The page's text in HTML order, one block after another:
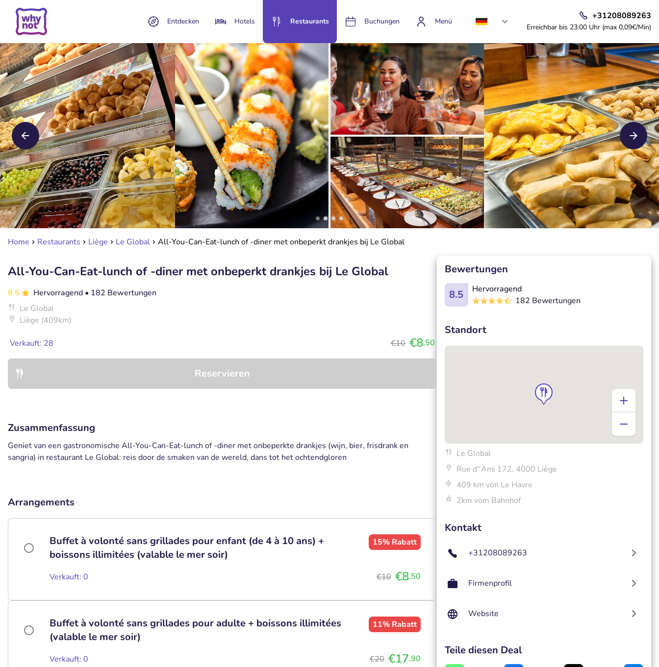
Entdecken Hotels Restaurants Buchungen Menü
+31208089263
Erreichbar bis 23:00 Uhr (max 0,09€/Min)
Home Restaurants Liège Le Global All-You-Can-Eat-lunch of -diner met onbeperkt drankjes bij Le Global
All-You-Can-Eat-lunch of -diner met onbeperkt drankjes bij Le Global
8.5 Hervorragend • 182 Bewertungen
Le Global
Liège (409km)
Verkauft: 28 €10 €8,50
Reservieren
Zusammenfassung
Geniet van een gastronomische All-You-Can-Eat-lunch of -diner met onbeperkte drankjes (wijn, bier, frisdrank en
sangria) in restaurant Le Global: reis door de smaken van de wereld, dans tot het ochtendgloren
Arrangements
Buffet à volonté sans grillades pour enfant (de 4 à 10 ans) +
boissons illimitées (valable le mer soir)
15% Rabatt
Verkauft: 0 €10 €8,50
Buffet à volonté sans grillades pour adulte + boissons illimitées
(valable le mer soir)
11% Rabatt
Verkauft: 0 €20 €17,90
Bewertungen
8.5
Hervorragend
182 Bewertungen
Standort
Le Global
Rue d''Ans 172, 4000 Liège
409 km von Le Havre
2km vom Bahnhof
Kontakt
+31208089263
Firmenprofil
Website
Teile diesen Deal